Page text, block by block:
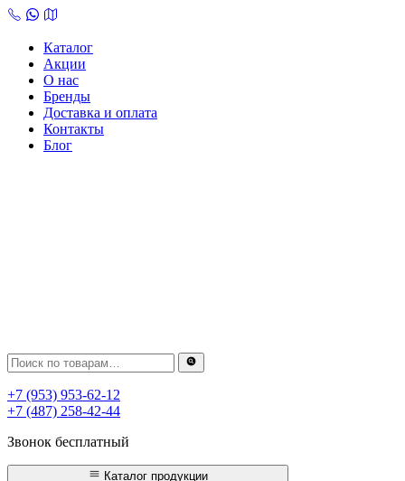
Skip
contentКаталог
Акции
О нас
Бренды
Доставка и оплата
Контакты
Блог
+7 (953) 953-62-12
+7 (487) 258-42-44
Звонок бесплатный
Каталог продукции